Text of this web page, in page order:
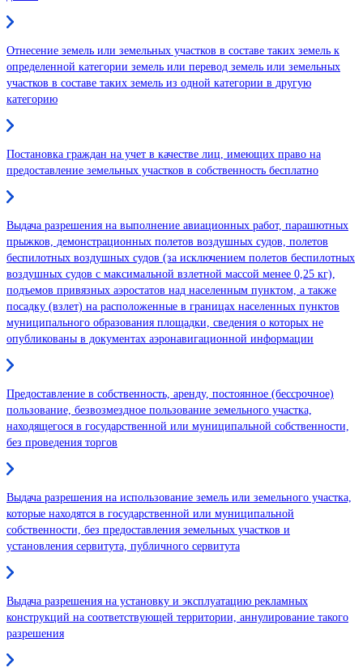
Отнесение земель или земельных участков в составе таких земель к
определенной категории земель или перевод земель или земельных
участков в составе таких земель из одной категории в другую
категорию
Постановка граждан на учет в качестве лиц, имеющих право на
предоставление земельных участков в собственность бесплатно
Выдача разрешения на выполнение авиационных работ, парашютных
прыжков, демонстрационных полетов воздушных судов, полетов
беспилотных воздушных судов (за исключением полетов беспилотных
воздушных судов с максимальной взлетной массой менее 0,25 кг),
подъемов привязных аэростатов над населенным пунктом, а также
посадку (взлет) на расположенные в границах населенных пунктов
муниципального образования площадки, сведения о которых не
опубликованы в документах аэронавигационной информации
Предоставление в собственность, аренду, постоянное (бессрочное)
пользование, безвозмездное пользование земельного участка,
находящегося в государственной или муниципальной собственности,
без проведения торгов
Выдача разрешения на использование земель или земельного участка,
которые находятся в государственной или муниципальной
собственности, без предоставления земельных участков и
установления сервитута, публичного сервитута
Выдача разрешения на установку и эксплуатацию рекламных
конструкций на соответствующей территории, аннулирование такого
разрешения